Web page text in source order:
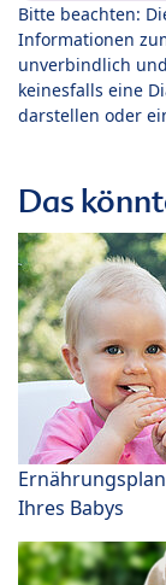
Bitte beachten:
Informationen
unverbindlich
keinesfalls eine
darstellen oder
Das
Ihres Babys